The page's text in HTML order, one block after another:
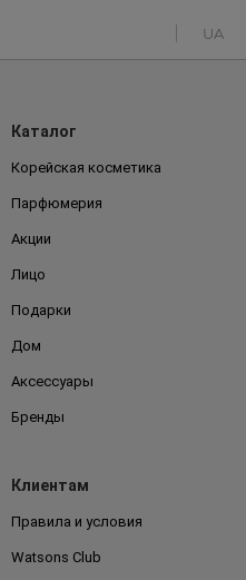
UA
Каталог
Корейская косметика
Парфюмерия
Акции
Лицо
Подарки
Дом
Аксессуары
Бренды
Клиентам
Правила и условия
Watsons Club